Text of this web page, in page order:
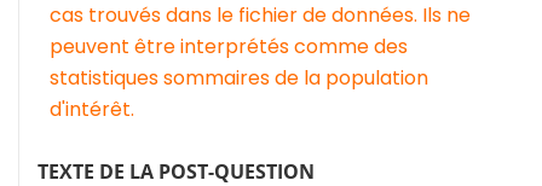
cas trouvés dans le fichier de données. Ils ne
peuvent être interprétés comme des
statistiques sommaires de la population
d'intérêt.
TEXTE DE LA POST-QUESTION